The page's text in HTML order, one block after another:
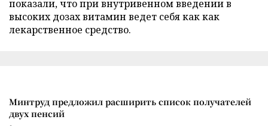
показали, что при внутривенном введении в
высоких дозах витамин ведет себя как как
лекарственное средство.
Минтруд предложил расширить список получателей
двух пенсий